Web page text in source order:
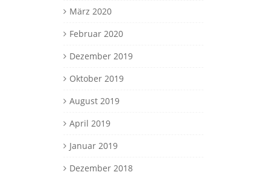
März 2020
Februar 2020
Dezember 2019
Oktober 2019
August 2019
April 2019
Januar 2019
Dezember 2018